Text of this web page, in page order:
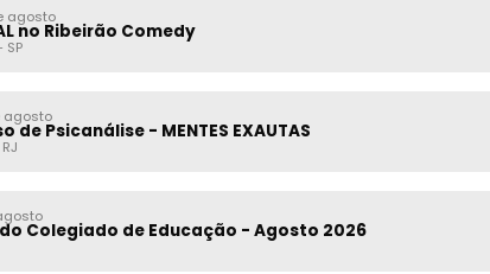
agosto
no Ribeirão Comedy
SP
agosto
de Psicanálise - MENTES EXAUTAS
RJ
do Colegiado de Educação - Agosto 2026